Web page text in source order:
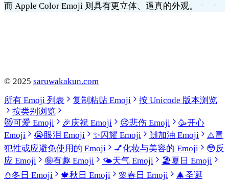
而 Apple Color Emoji 则具有更立体、逼真的外观。
© 2025 saruwakakun.com
所有 Emoji 列表
复制粘贴 Emoji
按 Unicode 版本浏览
按类别浏览
😻可爱 Emoji 🎉庆祝 Emoji 😢悲伤 Emoji 🥳开心
Emoji
😭眼泪 Emoji ✨闪耀 Emoji 🙌 加油 Emoji ⚠️冒
犯性或应避免使用的 Emoji
💅化妆与美容的 Emoji 😳反
应 Emoji
🤪有趣 Emoji 🌤️天气 Emoji 🏖️夏日 Emoji
⛄冬日 Emoji 🍁秋日 Emoji 🌸春日 Emoji 🎄圣诞